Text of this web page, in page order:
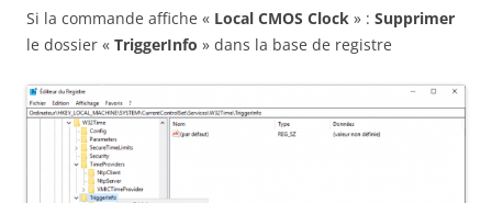
Si la commande affiche « Local CMOS Clock » : Supprimer
le dossier « TriggerInfo » dans la base de registre